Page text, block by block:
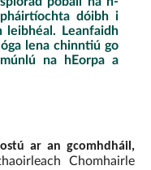
dóibh i
leibhéal. Leanfaidh
lena chinntiú go
na hEorpa a
ar an gcomhdháil,
Chomhairle